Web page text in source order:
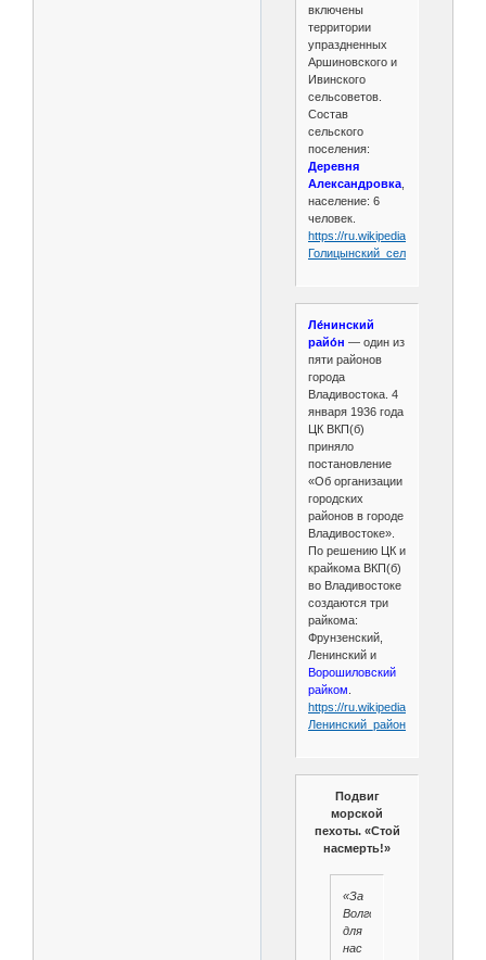
включены
территории
упраздненных
Аршиновского и
Ивинского
сельсоветов.
Состав
сельского
поселения:
Деревня
Александровка,
население: 6
человек.
https://ru.wikipedia.org/wiki/
Голицынский_сельсовет_
Ле́нинский
райо́н — один из
пяти районов
города
Владивостока. 4
января 1936 года
ЦК ВКП(б)
приняло
постановление
«Об организации
городских
районов в городе
Владивостоке».
По решению ЦК и
крайкома ВКП(б)
во Владивостоке
создаются три
райкома:
Фрунзенский,
Ленинский и
Ворошиловский
райком
https://ru.wikipedia.org/wiki/
Ленинский_район_
Подвиг
морской
пехоты. «Стой
насмерть!»
«За
Волгой
для
нас